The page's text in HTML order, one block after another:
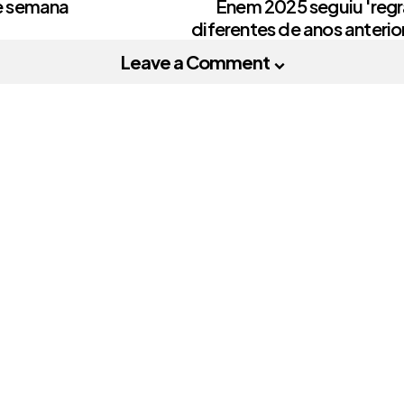
semana
Enem 2025 seguiu
diferentes de anos
Leave a Comment